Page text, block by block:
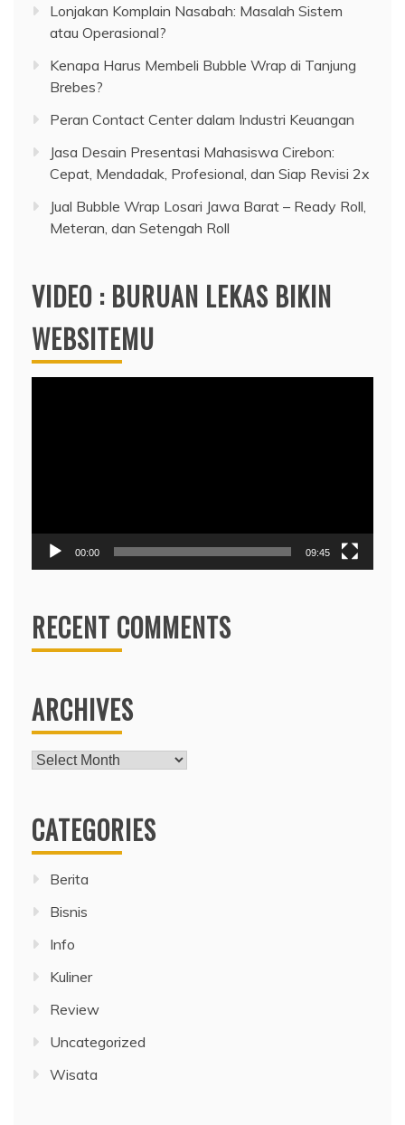
Lonjakan Komplain Nasabah: Masalah Sistem
atau Operasional?
Kenapa Harus Membeli Bubble Wrap di Tanjung
Brebes?
Peran Contact Center dalam Industri Keuangan
Jasa Desain Presentasi Mahasiswa Cirebon:
Cepat, Mendadak, Profesional, dan Siap Revisi 2x
Jual Bubble Wrap Losari Jawa Barat – Ready Roll,
Meteran, dan Setengah Roll
VIDEO : BURUAN LEKAS BIKIN
WEBSITEMU
00:00 09:45
RECENT COMMENTS
ARCHIVES
Archives
CATEGORIES
Berita
Bisnis
Info
Kuliner
Review
Uncategorized
Wisata